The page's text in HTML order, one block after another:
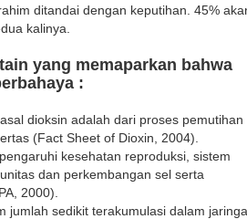
ditandai dengan keputihan. 45%
kalinya.
yang memaparkan bahwa
:
dioksin adalah dari proses pemutihan
(Fact Sheet of Dioxin, 2004).
kesehatan reproduksi, sistem
dan perkembangan sel serta
2000).
jumlah sedikit terakumulasi dalam